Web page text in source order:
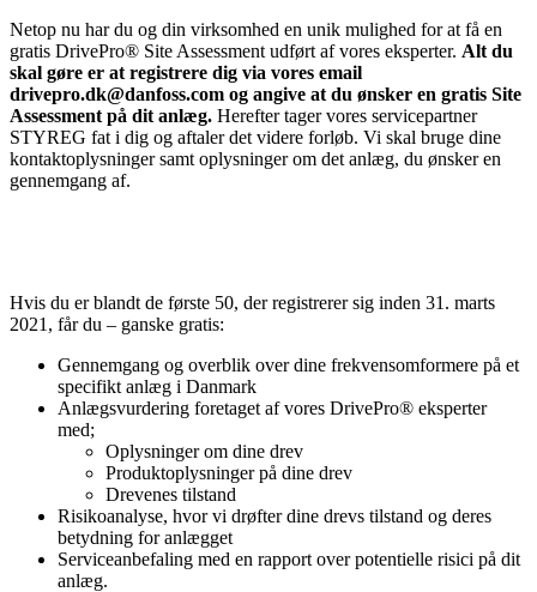
Netop nu har du og din virksomhed en unik mulighed for at få en
gratis DrivePro® Site Assessment udført af vores eksperter. Alt du
skal gøre er at registrere dig via vores email
drivepro.dk@danfoss.com og angive at du ønsker en gratis Site
Assessment på dit anlæg. Herefter tager vores servicepartner
STYREG fat i dig og aftaler det videre forløb. Vi skal bruge dine
kontaktoplysninger samt oplysninger om det anlæg, du ønsker en
gennemgang af.
Hvis du er blandt de første 50, der registrerer sig inden 31. marts
2021, får du – ganske gratis:
Gennemgang og overblik over dine frekvensomformere på et
specifikt anlæg i Danmark
Anlægsvurdering foretaget af vores DrivePro® eksperter
med;
Oplysninger om dine drev
Produktoplysninger på dine drev
Drevenes tilstand
Risikoanalyse, hvor vi drøfter dine drevs tilstand og deres
betydning for anlægget
Serviceanbefaling med en rapport over potentielle risici på dit
anlæg.